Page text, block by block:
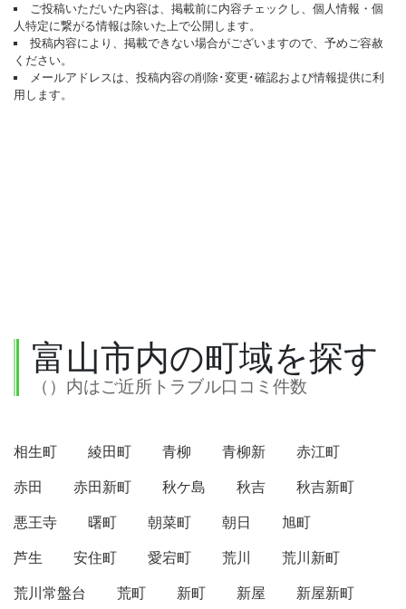
ご投稿いただいた内容は、掲載前に内容チェックし、個人情報・個
人特定に繋がる情報は除いた上で公開します。
投稿内容により、掲載できない場合がございますので、予めご容赦
ください。
メールアドレスは、投稿内容の削除･変更･確認および情報提供に利
用します。
富山市内の町域を探す
（）内はご近所トラブル口コミ件数
相生町 綾田町 青柳 青柳新
赤江町
赤田
赤田新町 秋ケ島 秋吉
秋吉新町
悪王寺
曙町 朝菜町 朝日
旭町
芦生
安住町 愛宕町 荒川
荒川新町
荒川常盤台
荒町 新町 新屋
新屋新町